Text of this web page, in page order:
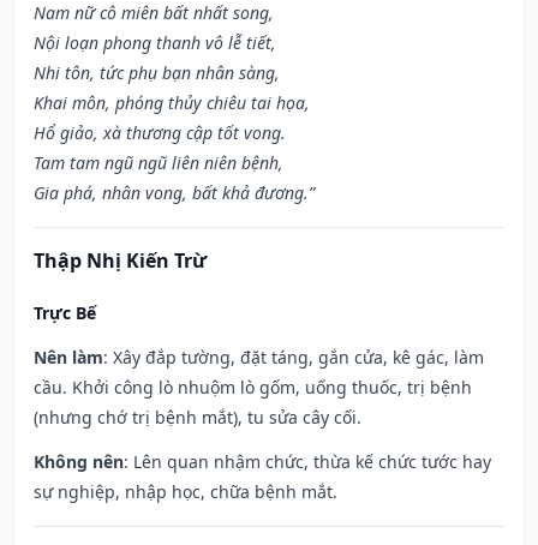
Nam nữ cô miên bất nhất song,
Nội loạn phong thanh vô lễ tiết,
Nhi tôn, tức phụ bạn nhân sàng,
Khai môn, phóng thủy chiêu tai họa,
Hổ giảo, xà thương cập tốt vong.
Tam tam ngũ ngũ liên niên bệnh,
Gia phá, nhân vong, bất khả đương.”
Thập Nhị Kiến Trừ
Trực Bế
Nên làm: Xây đắp tường, đặt táng, gắn cửa, kê gác, làm
cầu. Khởi công lò nhuộm lò gốm, uống thuốc, trị bệnh
(nhưng chớ trị bệnh mắt), tu sửa cây cối.
Không nên: Lên quan nhậm chức, thừa kế chức tước hay
sự nghiệp, nhập học, chữa bệnh mắt.